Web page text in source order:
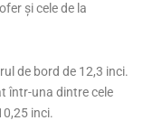
și cele de la
de bord de 12,3 inci.
într-una dintre cele
inci.